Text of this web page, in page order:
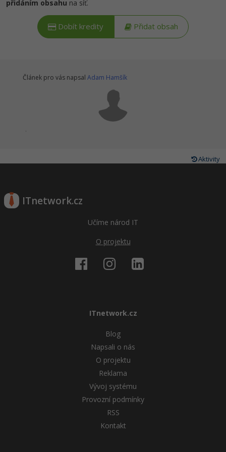
přidáním obsahu na síť.
Dobít kredity Přidat obsah
Článek pro vás napsal Adam Hamšík
.
Aktivity
ITnetwork.cz
Učíme národ IT
O projektu
ITnetwork.cz
Blog
Napsali o nás
O projektu
Reklama
Vývoj systému
Provozní podmínky
RSS
Kontakt